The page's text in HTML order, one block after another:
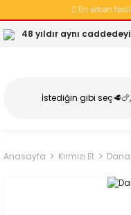
En erken
48 yıldır aynı
Anasayfa Kırmızı Et Dana